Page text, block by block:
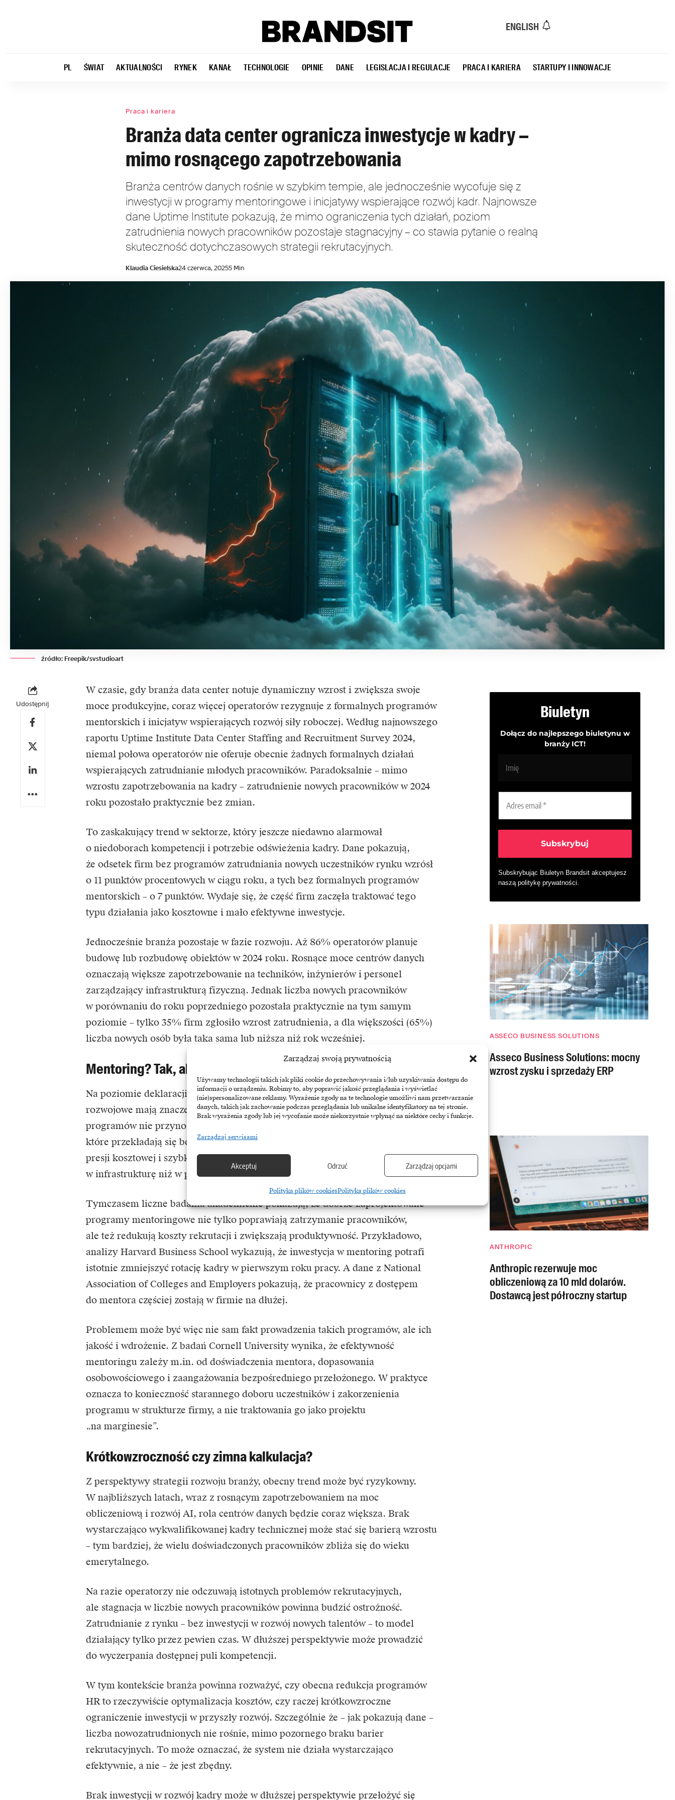
Zarządzaj swoją prywatnością
Używamy technologii takich jak pliki cookie do przechowywania i/lub uzyskiwania dostępu do
informacji o urządzeniu. Robimy to, aby poprawić jakość przeglądania i wyświetlać
(nie)spersonalizowane reklamy. Wyrażenie zgody na te technologie umożliwi nam przetwarzanie
danych, takich jak zachowanie podczas przeglądania lub unikalne identyfikatory na tej stronie.
Brak wyrażenia zgody lub jej wycofanie może niekorzystnie wpłynąć na niektóre cechy i funkcje.
Zarządzaj serwisami
Akceptuj Odrzuć Zarządzaj opcjami
Polityka plików cookiesPolityka plików cookies
ENGLISH
PL ŚWIAT AKTUALNOŚCI RYNEK KANAŁ TECHNOLOGIE OPINIE DANE LEGISLACJA I REGULACJE PRACA I KARIERA STARTUPY I INNOWACJE
Praca i kariera
Branża data center ogranicza inwestycje w kadry –
mimo rosnącego zapotrzebowania
Branża centrów danych rośnie w szybkim tempie, ale jednocześnie wycofuje się z
inwestycji w programy mentoringowe i inicjatywy wspierające rozwój kadr. Najnowsze
dane Uptime Institute pokazują, że mimo ograniczenia tych działań, poziom
zatrudnienia nowych pracowników pozostaje stagnacyjny – co stawia pytanie o realną
skuteczność dotychczasowych strategii rekrutacyjnych.
Klaudia Ciesielska24 czerwca, 20255 Min
źródło: Freepik/svstudioart
Udostępnij
W czasie, gdy branża data centernotuje dynamiczny wzrost i zwiększa swoje
moce produkcyjne, coraz więcej operatorów rezygnuje z formalnych programów
mentorskich i inicjatyw wspierających rozwój siły roboczej. Według najnowszego
raportuUptime Institute Data Center Staffing and Recruitment Survey 2024,
niemal połowa operatorów nie oferuje obecnie żadnych formalnych działań
wspierających zatrudnianie młodych pracowników. Paradoksalnie – mimo
wzrostu zapotrzebowania na kadry – zatrudnienie nowych pracowników w 2024
roku pozostało praktycznie bez zmian.
To zaskakujący trend w sektorze, który jeszcze niedawno alarmował
o niedoborach kompetencji i potrzebie odświeżenia kadry. Dane pokazują,
że odsetek firm bez programów zatrudniania nowych uczestników rynku wzrósł
o 11 punktów procentowych w ciągu roku, a tych bez formalnych programów
mentorskich – o 7 punktów. Wydaje się, że część firm zaczęła traktować tego
typu działania jako kosztowne i mało efektywne inwestycje.
Jednocześnie branża pozostaje w fazie rozwoju. Aż 86% operatorów planuje
budowę lub rozbudowę obiektów w 2024 roku. Rosnące moce centrów danych
oznaczają większe zapotrzebowanie na techników, inżynierów i personel
zarządzający infrastrukturą fizyczną. Jednak liczba nowych pracowników
w porównaniu do roku poprzedniego pozostała praktycznie na tym samym
poziomie – tylko 35% firm zgłosiło wzrost zatrudnienia, a dla większości (65%)
liczba nowych osób była taka sama lub niższa niż rok wcześniej.
Mentoring? Tak, ale nie teraz
Na poziomie deklaracji operatorzy przyznają, że mentoring i inicjatywy
rozwojowe mają znaczenie. Ale dane Uptime Institute sugerują, że wiele z tych
programów nie przynosi mierzalnych efektów – lub przynajmniej nie takich,
które przekładają się bezpośrednio na wzrost liczby pracowników. W czasach
presji kosztowej i szybkiej ekspansji, firmy mogą uznawać, że lepiej inwestować
w infrastrukturę niż w programy HR-owe.
Tymczasem liczne badania akademickie pokazują, że dobrze zaprojektowane
programy mentoringowe nie tylko poprawiają zatrzymanie pracowników,
ale też redukują koszty rekrutacji i zwiększają produktywność. Przykładowo,
analizy Harvard Business School wykazują, że inwestycja w mentoring potrafi
istotnie zmniejszyć rotację kadry w pierwszym roku pracy. A dane z National
Association of Colleges and Employers pokazują, że pracownicy z dostępem
do mentora częściej zostają w firmie na dłużej.
Problemem może być więc nie sam fakt prowadzenia takich programów, ale ich
jakość i wdrożenie. Z badań Cornell University wynika, że efektywność
mentoringu zależy m.in. od doświadczenia mentora, dopasowania
osobowościowego i zaangażowania bezpośredniego przełożonego. W praktyce
oznacza to konieczność starannego doboru uczestników i zakorzenienia
programu w strukturze firmy, a nie traktowania go jako projektu
„na marginesie”.
Krótkowzroczność czy zimna kalkulacja?
Z perspektywy strategii rozwoju branży, obecny trend może być ryzykowny.
W najbliższych latach, wraz z rosnącym zapotrzebowaniem na moc
obliczeniową i rozwój AI, rola centrów danych będzie coraz większa. Brak
wystarczająco wykwalifikowanej kadry technicznej może stać się barierą wzrostu
– tym bardziej, że wielu doświadczonych pracowników zbliża się do wieku
emerytalnego.
Na razie operatorzy nie odczuwają istotnych problemów rekrutacyjnych,
ale stagnacja w liczbie nowych pracowników powinna budzić ostrożność.
Zatrudnianie z rynku – bez inwestycji w rozwój nowych talentów – to model
działający tylko przez pewien czas. W dłuższej perspektywie może prowadzić
do wyczerpania dostępnej puli kompetencji.
W tym kontekście branża powinna rozważyć, czy obecna redukcja programów
HR to rzeczywiście optymalizacja kosztów, czy raczej krótkowzroczne
ograniczenie inwestycji w przyszły rozwój. Szczególnie że – jak pokazują dane –
liczba nowozatrudnionych nie rośnie, mimo pozornego braku barier
rekrutacyjnych. To może oznaczać, że system nie działa wystarczająco
efektywnie, a nie – że jest zbędny.
Brak inwestycji w rozwój kadry może w dłuższej perspektywie przełożyć się
Biuletyn
Dołącz do najlepszego biuletynu w
branży ICT!
Subskrybując Biuletyn Brandsit akceptujesz
naszą politykę prywatności.
ASSECO BUSINESS SOLUTIONS
Asseco Business Solutions: mocny
wzrost zysku i sprzedaży ERP
ANTHROPIC
Anthropic rezerwuje moc
obliczeniową za 10 mld dolarów.
Dostawcą jest półroczny startup